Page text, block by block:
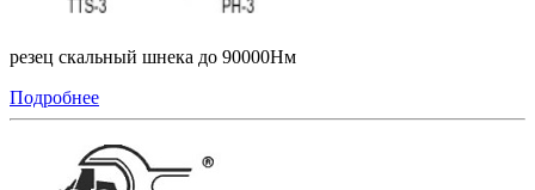
резец скальный шнека до 90000Нм
Подробнее